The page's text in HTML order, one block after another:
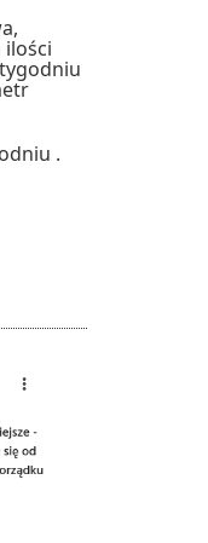
ilości
.